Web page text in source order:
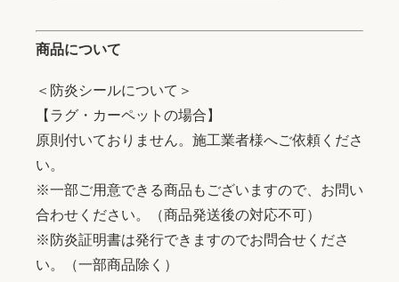
商品について
＜防炎シールについて＞
【ラグ・カーペットの場合】
原則付いておりません。施工業者様へご依頼くださ
い。
※一部ご用意できる商品もございますので、お問い
合わせください。（商品発送後の対応不可）
※防炎証明書は発行できますのでお問合せくださ
い。（一部商品除く）